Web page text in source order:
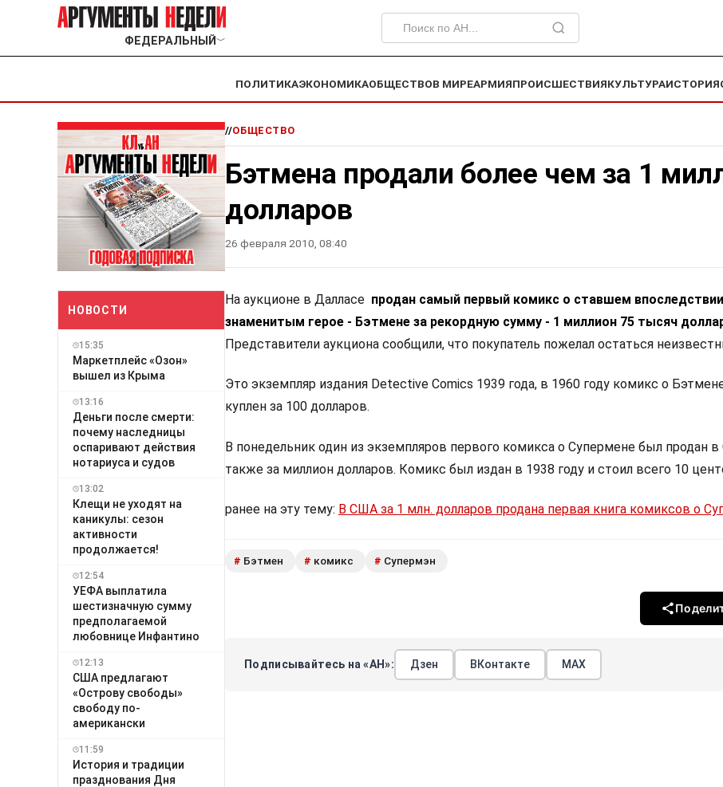
ФЕДЕРАЛЬНЫЙ ﹀
ПОЛИТИКАЭКОНОМИКАОБЩЕСТВОВ МИРЕАРМИЯПРОИСШЕСТВИЯКУЛЬТУРАИСТОРИЯ
НОВОСТИ
15:35
Маркетплейс «Озон»
вышел из Крыма
13:16
Деньги после смерти:
почему наследницы
оспаривают действия
нотариуса и судов
13:02
Клещи не уходят на
каникулы: сезон
активности
продолжается!
12:54
УЕФА выплатила
шестизначную сумму
предполагаемой
любовнице Инфантино
12:13
США предлагают
«Острову свободы»
свободу по-
американски
11:59
История и традиции
празднования Дня
//ОБЩЕСТВО
Бэтмена продали более чем за 1
долларов
26 февраля 2010, 08:40
На аукционе в Далласе продан самый первый комикс о ставшем впоследствии
знаменитым герое - Бэтмене за рекордную сумму - 1 миллион 75 тысяч
Представители аукциона сообщили, что покупатель пожелал остаться
Это экземпляр издания Detective Comics 1939 года, в 1960 году комикс о
куплен за 100 долларов.
В понедельник один из экземпляров первого комикса о Супермене был продан
также за миллион долларов. Комикс был издан в 1938 году и стоил всего 10
ранее на эту тему: В США за 1 млн. долларов продана первая книга комиксов о
# Бэтмен # комикс # Супермэн
Подписывайтесь на «АН»: Дзен ВКонтакте МАХ